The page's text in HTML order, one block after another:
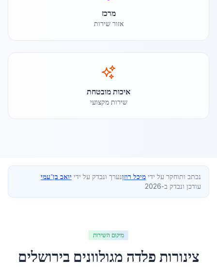
מרכז
אזור שירות
איכות מובטחת
שירות מקצועי
נכתב ותוחקר על ידי מיכל רוזןנערך ונבדק על ידי יואב בן־עמי
עודכן ונבדק ב-2026
מיקום השירות
צינורות פלדה מגולוונים בירושלים